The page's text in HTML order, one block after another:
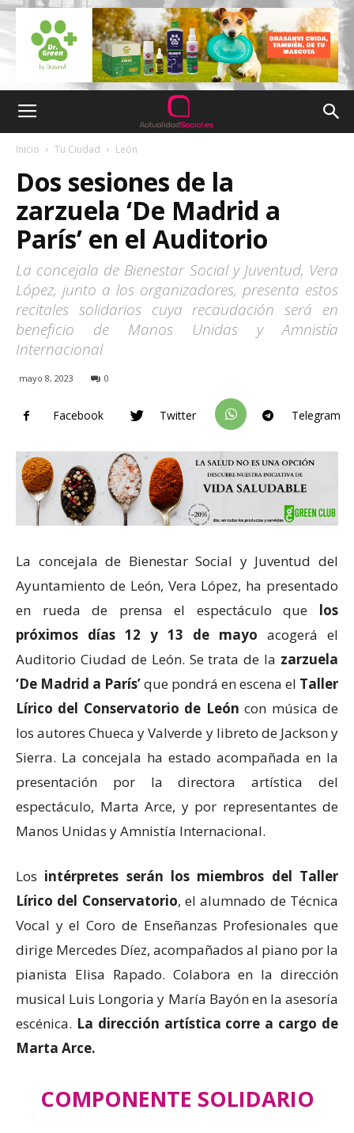
Inicio Tu Ciudad León
Dos sesiones de la
zarzuela ‘De Madrid a
París’ en el Auditorio
La concejala de Bienestar Social y Juventud, Vera
López, junto a los organizadores, presenta estos
recitales solidarios cuya recaudación será en
beneficio de Manos Unidas y Amnistía
Internacional
mayo 8, 2023 0
Facebook Twitter Telegram
La concejala de Bienestar Social y Juventud del
Ayuntamiento de León, Vera López, ha presentado
en rueda de prensa el espectáculo que los
próximos días 12 y 13 de mayo acogerá el
Auditorio Ciudad de León. Se trata de la zarzuela
‘De Madrid a París’que pondrá en escena el Taller
Lírico del Conservatorio de León con música de
los autores Chueca y Valverde y libreto de Jackson y
Sierra. La concejala ha estado acompañada en la
presentación por la directora artística del
espectáculo, Marta Arce, y por representantes de
Manos Unidas y Amnistía Internacional.
Los intérpretes serán los miembros del Taller
Lírico del Conservatorio, el alumnado de Técnica
Vocal y el Coro de Enseñanzas Profesionales que
dirige Mercedes Díez, acompañados al piano por la
pianista Elisa Rapado. Colabora en la dirección
musical Luis Longoria y María Bayón en la asesoría
escénica. La dirección artística corre a cargo de
Marta Arce.
COMPONENTE SOLIDARIO